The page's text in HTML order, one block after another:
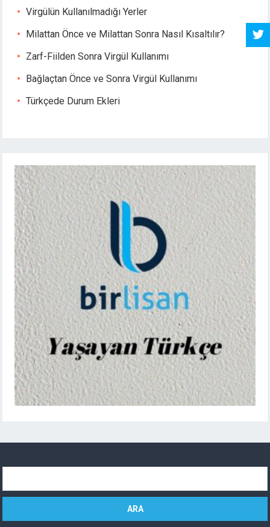
Virgülün Kullanılmadığı Yerler
Milattan Önce ve Milattan Sonra Nasıl Kısaltılır?
Zarf-Fiilden Sonra Virgül Kullanımı
Bağlaçtan Önce ve Sonra Virgül Kullanımı
Türkçede Durum Ekleri